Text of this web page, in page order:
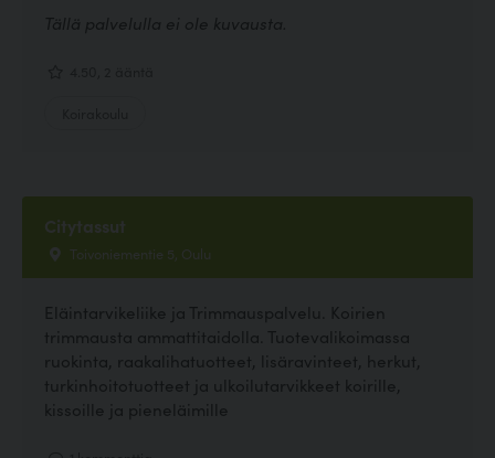
Tällä palvelulla ei ole kuvausta.
Citytassut
Toivoniementie 5, Oulu
Eläintarvikeliike ja Trimmauspalvelu. Koirien
trimmausta ammattitaidolla. Tuotevalikoimassa
ruokinta, raakalihatuotteet, lisäravinteet, herkut,
turkinhoitotuotteet ja ulkoilutarvikkeet koirille,
kissoille ja pieneläimille